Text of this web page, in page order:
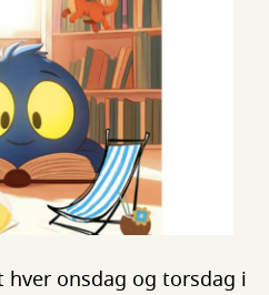
onsdag og torsdag i